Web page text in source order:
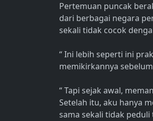
Pertemuan puncak
dari berbagai negara
sekali tidak cocok
“ Ini lebih seperti ini
memikirkannya
“ Tapi sejak awal,
Setelah itu, aku hanya
sama sekali tidak